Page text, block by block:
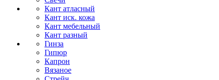
Кант атласный
Кант иск. кожа
Кант мебельный
Кант разный
Гинза
Гипюр
Капрон
Вязаное